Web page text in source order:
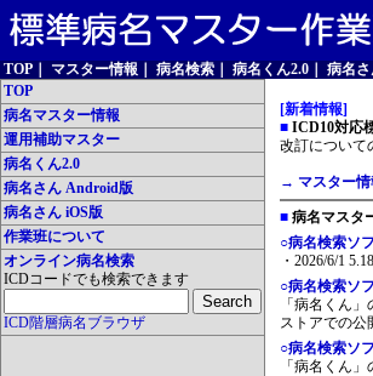
TOP マスター情報 病名検索 病名くん2.0 病名
TOP
病名マスター情報
運用補助マスター
病名くん2.0
病名さん Android版
病名さん iOS版
作業班について
オンライン病名検索
ICDコードでも検索できます
ICD階層病名ブラウザ
[新着情報]
■ ICD10対応
改訂について
→ マスター情
■ 病名マスタ
○病名検索ソ
・2026/6/1
○病名検索ソ
「病名くん
ストアでの公
○病名検索ソ
「病名くん